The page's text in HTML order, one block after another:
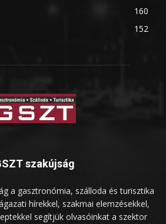
160
152
szakújság
a gasztronómia, szálloda és turisztika
hírekkel, szakmai elemzésekkel,
segítjük olvasóinkat a szektor